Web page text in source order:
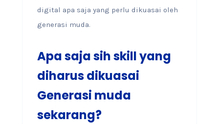
digital apa saja yang perlu dikuasai oleh
generasi muda.
Apa saja sih skill yang
diharus dikuasai
Generasi muda
sekarang?